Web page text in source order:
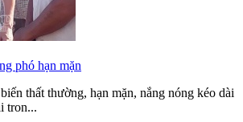
phó hạn mặn
thất thường, hạn mặn, nắng nóng kéo dài
tron...